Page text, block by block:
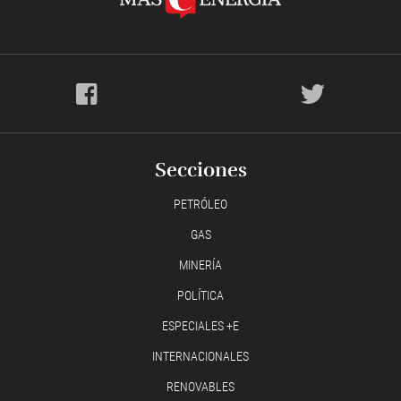
Secciones
PETRÓLEO
GAS
MINERÍA
POLÍTICA
ESPECIALES +E
INTERNACIONALES
RENOVABLES